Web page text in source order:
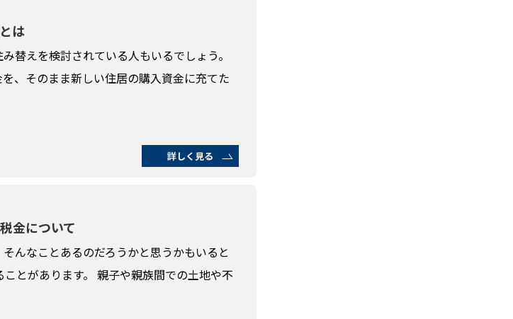
は
替えを検討されている人もいるでしょう。
、そのまま新しい住居の購入資金に充てた
詳しく見る
金について
んなことあるのだろうかと思うかもいると
とがあります。 親子や親族間での土地や不